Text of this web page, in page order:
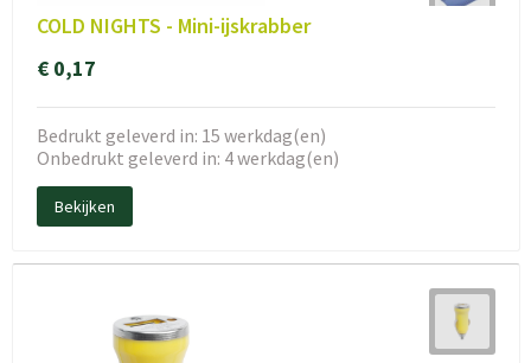
COLD NIGHTS - Mini-ijskrabber
€ 0,17
Bedrukt geleverd in: 15 werkdag(en)
Onbedrukt geleverd in: 4 werkdag(en)
Bekijken